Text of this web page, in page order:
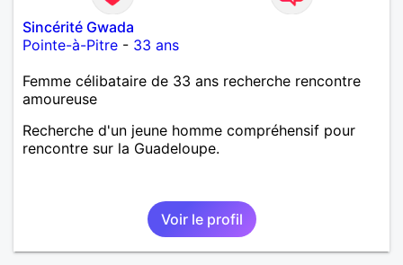
Sincérité Gwada
Pointe-à-Pitre - 33 ans
Femme célibataire de 33 ans recherche rencontre
amoureuse
Recherche d'un jeune homme compréhensif pour
rencontre sur la Guadeloupe.
Voir le profil